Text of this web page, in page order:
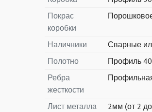
Покрас
коробки
Наличники
Сварные
Полотно
Профиль
Ребра
жесткости
Лист металла
2мм (от 2